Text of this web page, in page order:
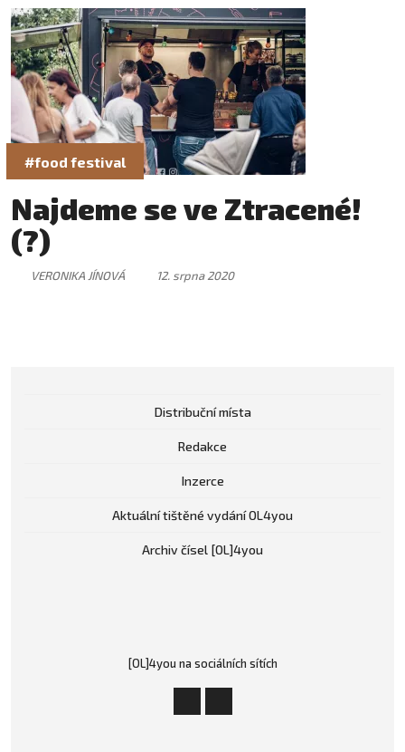
#food festival
Najdeme se ve Ztracené!
(?)
VERONIKA JÍNOVÁ 12. srpna 2020
Distribuční místa
Redakce
Inzerce
Aktuální tištěné vydání OL4you
Archiv čísel [OL]4you
[OL]4you na sociálních sítích